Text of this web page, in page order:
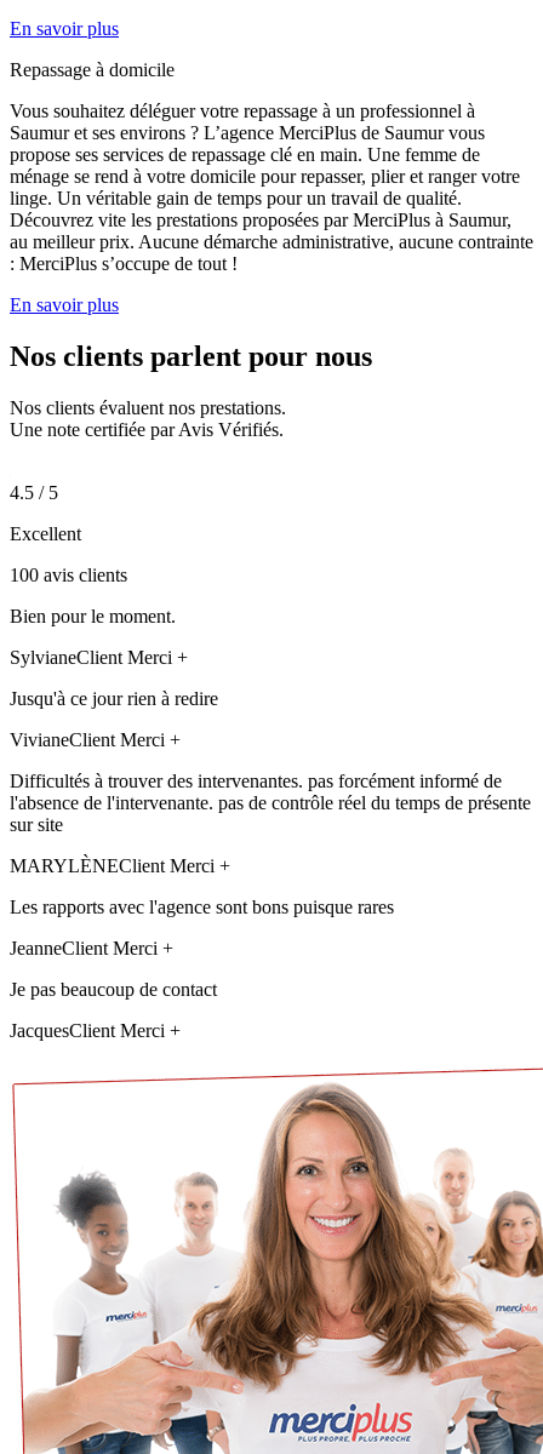
En savoir plus
Repassage à domicile
Vous souhaitez déléguer votre repassage à un professionnel à
Saumur et ses environs ? L’agence MerciPlus de Saumur vous
propose ses services de repassage clé en main. Une femme de
ménage se rend à votre domicile pour repasser, plier et ranger votre
linge. Un véritable gain de temps pour un travail de qualité.
Découvrez vite les prestations proposées par MerciPlus à Saumur,
au meilleur prix. Aucune démarche administrative, aucune contrainte
: MerciPlus s’occupe de tout !
En savoir plus
Nos clients parlent pour nous
Nos clients évaluent nos prestations.
Une note certifiée par Avis Vérifiés.
4.5 / 5
Excellent
100 avis clients
Bien pour le moment.
SylvianeClient Merci +
Jusqu'à ce jour rien à redire
VivianeClient Merci +
Difficultés à trouver des intervenantes. pas forcément informé de
l'absence de l'intervenante. pas de contrôle réel du temps de présente
sur site
MARYLÈNEClient Merci +
Les rapports avec l'agence sont bons puisque rares
JeanneClient Merci +
Je pas beaucoup de contact
JacquesClient Merci +